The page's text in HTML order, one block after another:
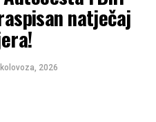
natječaj
2026